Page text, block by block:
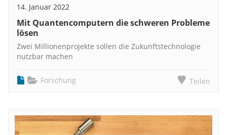
14. Januar 2022
Mit Quantencomputern die schweren Probleme
lösen
Zwei Millionenprojekte sollen die Zukunftstechnologie
nutzbar machen
Forschung Teilen